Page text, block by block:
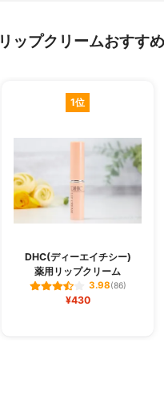
リップクリームおすす
1位
DHC(ディーエイチシー)
薬用リップクリーム
3.98(86)
¥430